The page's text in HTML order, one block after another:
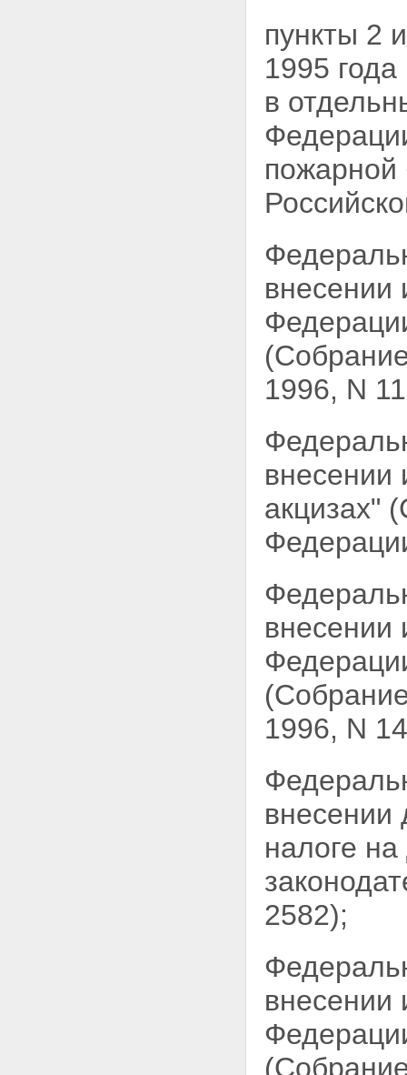
пункты 2
1995
в
пожарной
внесении
1996, N
внесении
акцизах"
внесении
1996, N
внесении
налоге
2582);
внесении